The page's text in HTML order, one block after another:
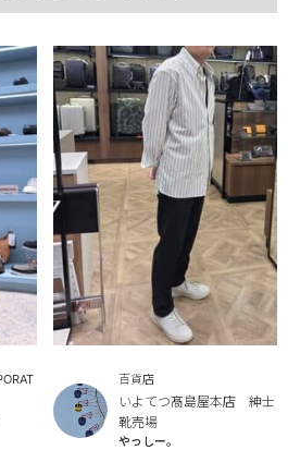
百貨店
いよてつ髙島屋本店 紳士
靴売場
やっしー。